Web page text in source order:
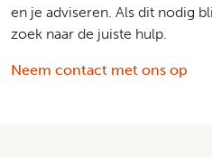
en je adviseren. Als dit nodig
zoek naar de juiste hulp.
Neem contact met ons op